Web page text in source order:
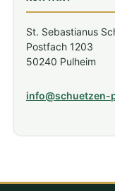
St. Sebastianus
Postfach 1203
50240 Pulheim
info@schuetzen-